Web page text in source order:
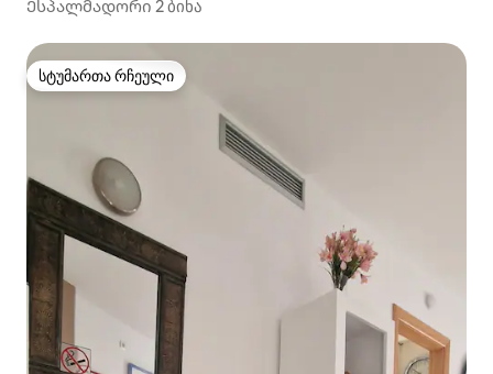
Ესპალმადორი 2 ბინა
სტუმართა რჩეული
სტუმართა რჩეული